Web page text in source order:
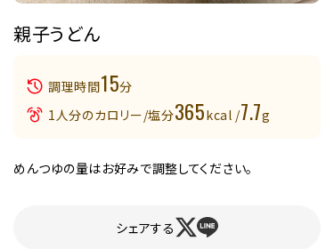
親子うどん
調理時間15分
1人分のカロリー/塩分365kcal /7.7g
めんつゆの量はお好みで調整してください。
シェアする